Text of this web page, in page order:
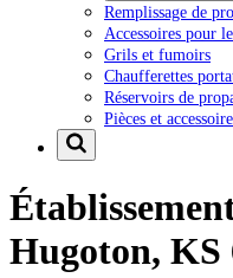
Remplissage de
Accessoires pour
Grils et fumoirs
Chaufferettes
Réservoirs de
Pièces et
Hugoton, KS